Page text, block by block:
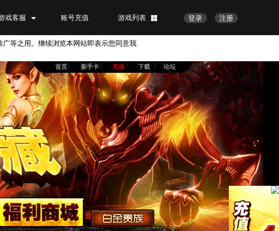
注册
登录
游戏列表
账号充值
戏客服
广等之用。继续浏览本网站即表示您同意我
首页 新手卡 充值 下载 论坛